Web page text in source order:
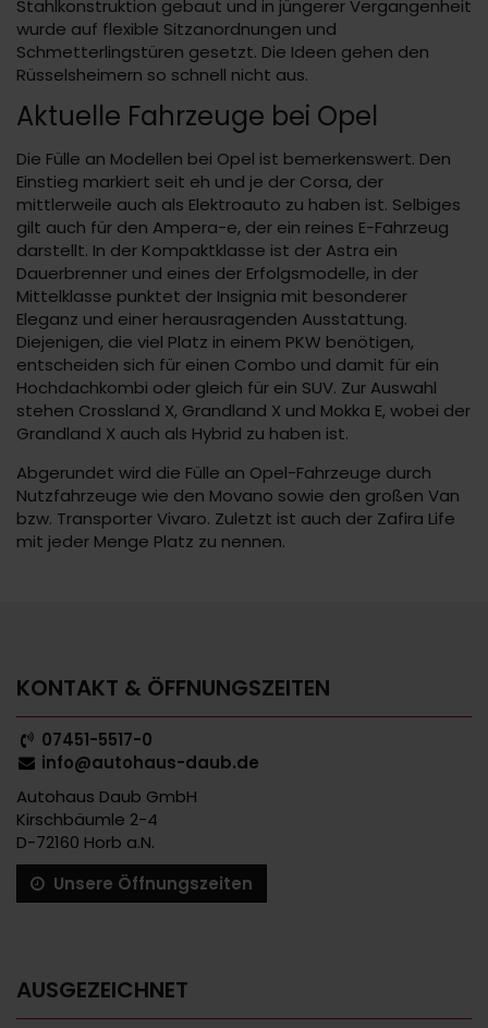
Stahlkonstruktion gebaut und in jüngerer Vergangenheit
wurde auf flexible Sitzanordnungen und
Schmetterlingstüren gesetzt. Die Ideen gehen den
Rüsselsheimern so schnell nicht aus.
Aktuelle Fahrzeuge bei Opel
Die Fülle an Modellen bei Opel ist bemerkenswert. Den
Einstieg markiert seit eh und je der Corsa, der
mittlerweile auch als Elektroauto zu haben ist. Selbiges
gilt auch für den Ampera-e, der ein reines E-Fahrzeug
darstellt. In der Kompaktklasse ist der Astra ein
Dauerbrenner und eines der Erfolgsmodelle, in der
Mittelklasse punktet der Insignia mit besonderer
Eleganz und einer herausragenden Ausstattung.
Diejenigen, die viel Platz in einem PKW benötigen,
entscheiden sich für einen Combo und damit für ein
Hochdachkombi oder gleich für ein SUV. Zur Auswahl
stehen Crossland X, Grandland X und Mokka E, wobei der
Grandland X auch als Hybrid zu haben ist.
Abgerundet wird die Fülle an Opel-Fahrzeuge durch
Nutzfahrzeuge wie den Movano sowie den großen Van
bzw. Transporter Vivaro. Zuletzt ist auch der Zafira Life
mit jeder Menge Platz zu nennen.
KONTAKT & ÖFFNUNGSZEITEN
07451-5517-0
info@autohaus-daub.de
Autohaus Daub GmbH
Kirschbäumle 2-4
D-72160 Horb a.N.
Unsere Öffnungszeiten
AUSGEZEICHNET